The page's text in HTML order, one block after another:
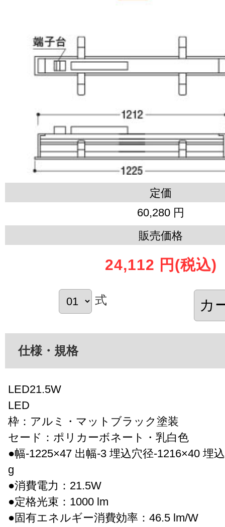
定価
60,280 円
販売価格
24,112 円 (税込)
式
仕様・規格
LED21.5W
LED
枠：アルミ・マットブラック塗装
セード：ポリカーボネート・乳白色
●幅-1225×47 出幅-3 埋込穴径-1216×40 埋
g
●消費電力：21.5W
●定格光束：1000 lm
●固有エネルギー消費効率：46.5 lm/W